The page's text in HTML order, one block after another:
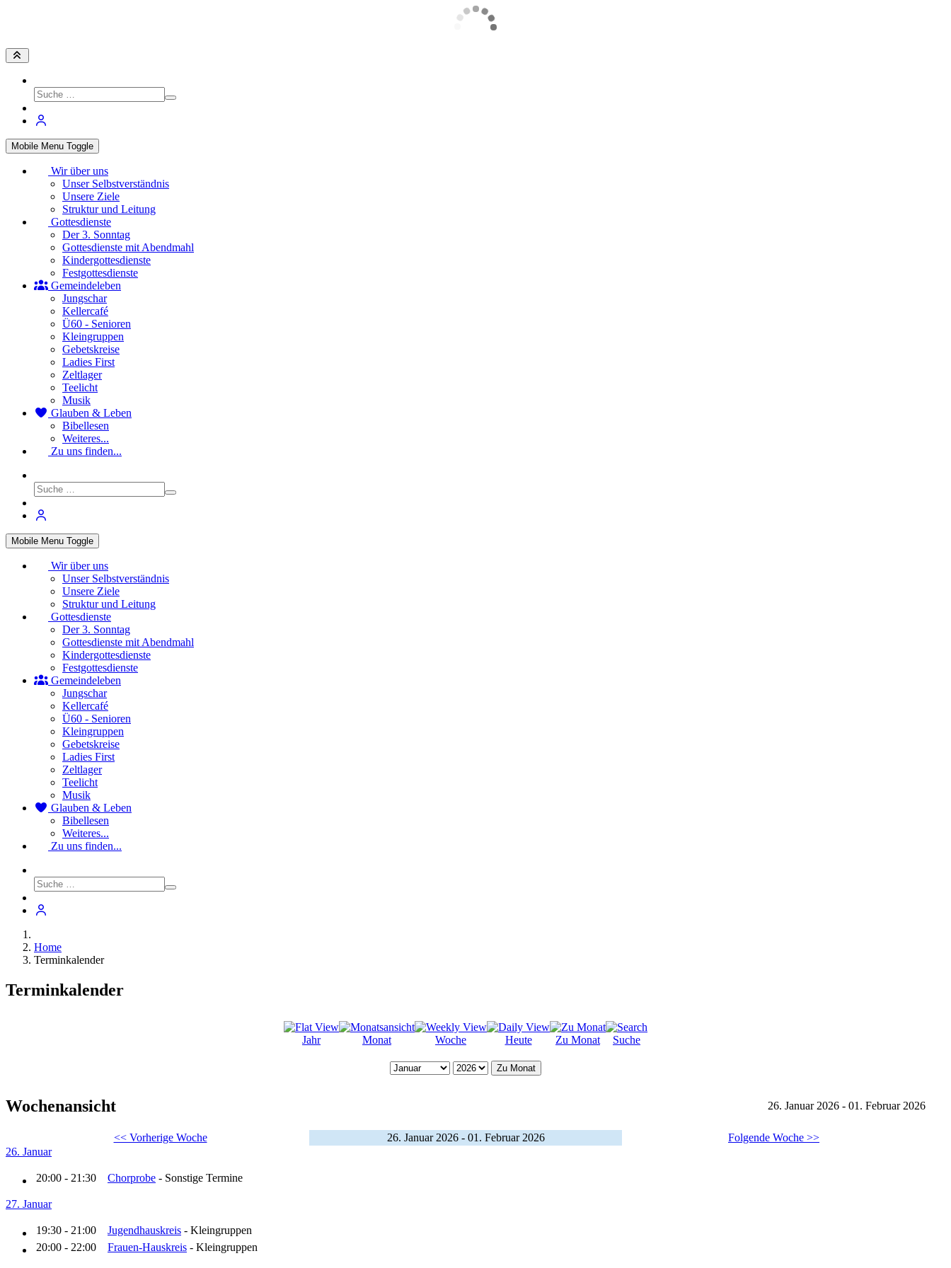
Mobile Menu Toggle
Wir über uns
Unser Selbstverständnis
Unsere Ziele
Struktur und Leitung
Gottesdienste
Der 3. Sonntag
Gottesdienste mit Abendmahl
Kindergottesdienste
Festgottesdienste
Gemeindeleben
Jungschar
Kellercafé
Ü60 - Senioren
Kleingruppen
Gebetskreise
Ladies First
Zeltlager
Teelicht
Musik
Glauben & Leben
Bibellesen
Weiteres...
Zu uns finden...
Mobile Menu Toggle
Wir über uns
Unser Selbstverständnis
Unsere Ziele
Struktur und Leitung
Gottesdienste
Der 3. Sonntag
Gottesdienste mit Abendmahl
Kindergottesdienste
Festgottesdienste
Gemeindeleben
Jungschar
Kellercafé
Ü60 - Senioren
Kleingruppen
Gebetskreise
Ladies First
Zeltlager
Teelicht
Musik
Glauben & Leben
Bibellesen
Weiteres...
Zu uns finden...
Home
Terminkalender
Terminkalender
Jahr Monat Woche Heute Zu Monat Suche
Zu Monat
Wochenansicht 26. Januar 2026 - 01. Februar 2026
<< Vorherige Woche 26. Januar 2026 - 01. Februar 2026
Folgende Woche >>
26. Januar
20:00 - 21:30 Chorprobe - Sonstige Termine
27. Januar
19:30 - 21:00 Jugendhauskreis - Kleingruppen
20:00 - 22:00 Frauen-Hauskreis - Kleingruppen